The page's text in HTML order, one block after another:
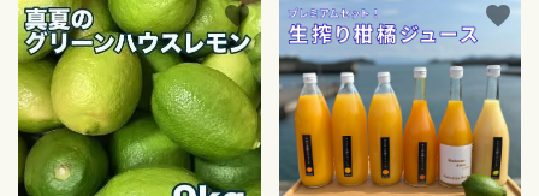
favorite favorite